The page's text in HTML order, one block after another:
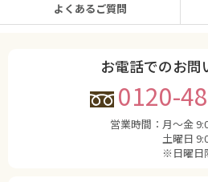
よくあるご質問
お電話でのお問
0120-
営業時間： 月〜金
土曜日
※日曜日